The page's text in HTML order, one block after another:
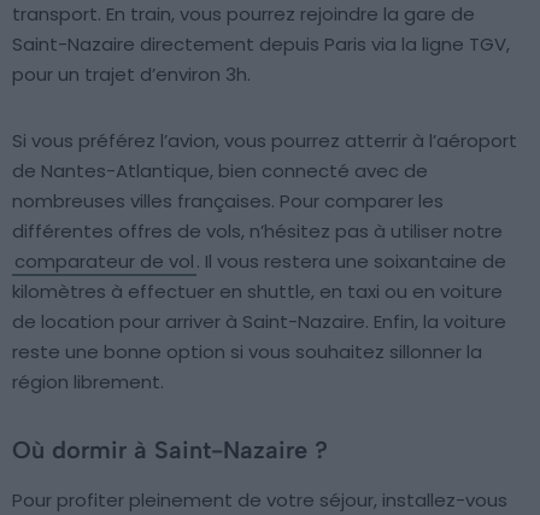
transport. En train, vous pourrez rejoindre la gare de
Saint-Nazaire directement depuis Paris via la ligne TGV,
pour un trajet d’environ 3h.
Si vous préférez l’avion, vous pourrez atterrir à l’aéroport
de Nantes-Atlantique, bien connecté avec de
nombreuses villes françaises. Pour comparer les
différentes offres de vols, n’hésitez pas à utiliser notre
comparateur de vol. Il vous restera une soixantaine de
kilomètres à effectuer en shuttle, en taxi ou en voiture
de location pour arriver à Saint-Nazaire. Enfin, la voiture
reste une bonne option si vous souhaitez sillonner la
région librement.
Où dormir à Saint-Nazaire ?
Pour profiter pleinement de votre séjour, installez-vous